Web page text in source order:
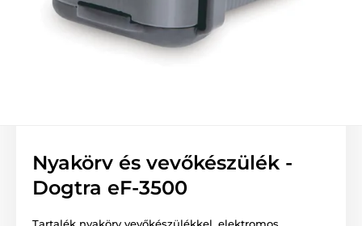
Nyakörv és vevőkészülék -
Dogtra eF-3500